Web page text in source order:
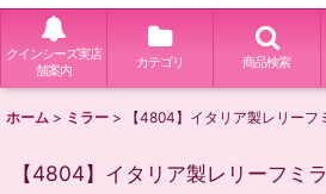
クインシーズ実店
舗案内
カテゴリ 商品検索
ホーム > ミラー > 【4804】イタリア製レリーフ
【4804】イタリア製レリーフミ